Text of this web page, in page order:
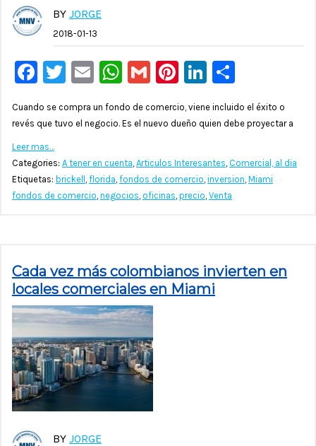
BY JORGE
2018-01-13
Facebook
Twitter
EmailWhatsApp
GmailPinterest
LinkedIn
Cuando se compra un fondo de comercio, viene incluido el éxito o
revés que tuvo el negocio. Es el nuevo dueño quien debe proyectar a
Leer mas…
Categories: A tener en cuenta, Articulos Interesantes, Comercial, al dia
Etiquetas: brickell , florida, fondos de comercio, inversion, Miami
fondos de comercio, negocios, oficinas, precio, Venta
Cada vez más colombianos invierten en
locales comerciales en Miami
BY JORGE